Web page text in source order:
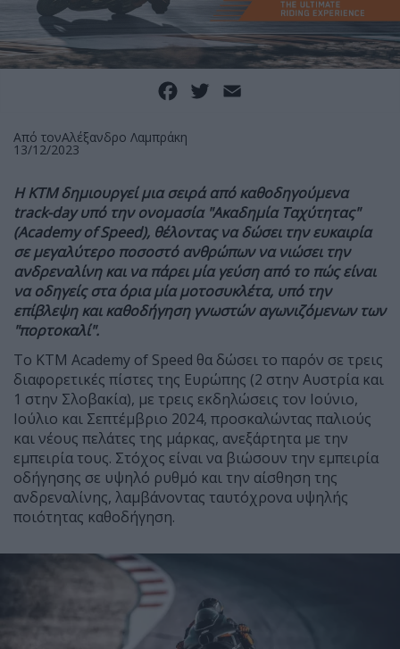
Facebook
Twitter
Από τονΑλέξανδρο Λαμπράκη
13/12/2023
Η ΚΤΜ δημιουργεί μια σειρά από καθοδηγούμενα
track-day υπό την ονομασία "Ακαδημία Ταχύτητας"
(Academy of Speed), θέλοντας να δώσει την ευκαιρία
σε μεγαλύτερο ποσοστό ανθρώπων να νιώσει την
ανδρεναλίνη και να πάρει μία γεύση από το πώς είναι
να οδηγείς στα όρια μία μοτοσυκλέτα, υπό την
επίβλεψη και καθοδήγηση γνωστών αγωνιζόμενων των
"πορτοκαλί".
Το KTM Academy of Speed θα δώσει το παρόν σε τρεις
διαφορετικές πίστες της Ευρώπης (2 στην Αυστρία και
1 στην Σλοβακία), με τρεις εκδηλώσεις τον Ιούνιο,
Ιούλιο και Σεπτέμβριο 2024, προσκαλώντας παλιούς
και νέους πελάτες της μάρκας, ανεξάρτητα με την
εμπειρία τους. Στόχος είναι να βιώσουν την εμπειρία
οδήγησης σε υψηλό ρυθμό και την αίσθηση της
ανδρεναλίνης, λαμβάνοντας ταυτόχρονα υψηλής
ποιότητας καθοδήγηση.